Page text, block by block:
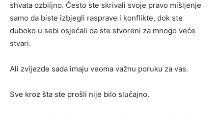
shvata ozbiljno. Često ste skrivali svoje pravo mišljenje
samo da biste izbjegli rasprave i konflikte, dok ste
duboko u sebi osjećali da ste stvoreni za mnogo veće
stvari.
Ali zvijezde sada imaju veoma važnu poruku za vas.
Sve kroz šta ste prošli nije bilo slučajno.